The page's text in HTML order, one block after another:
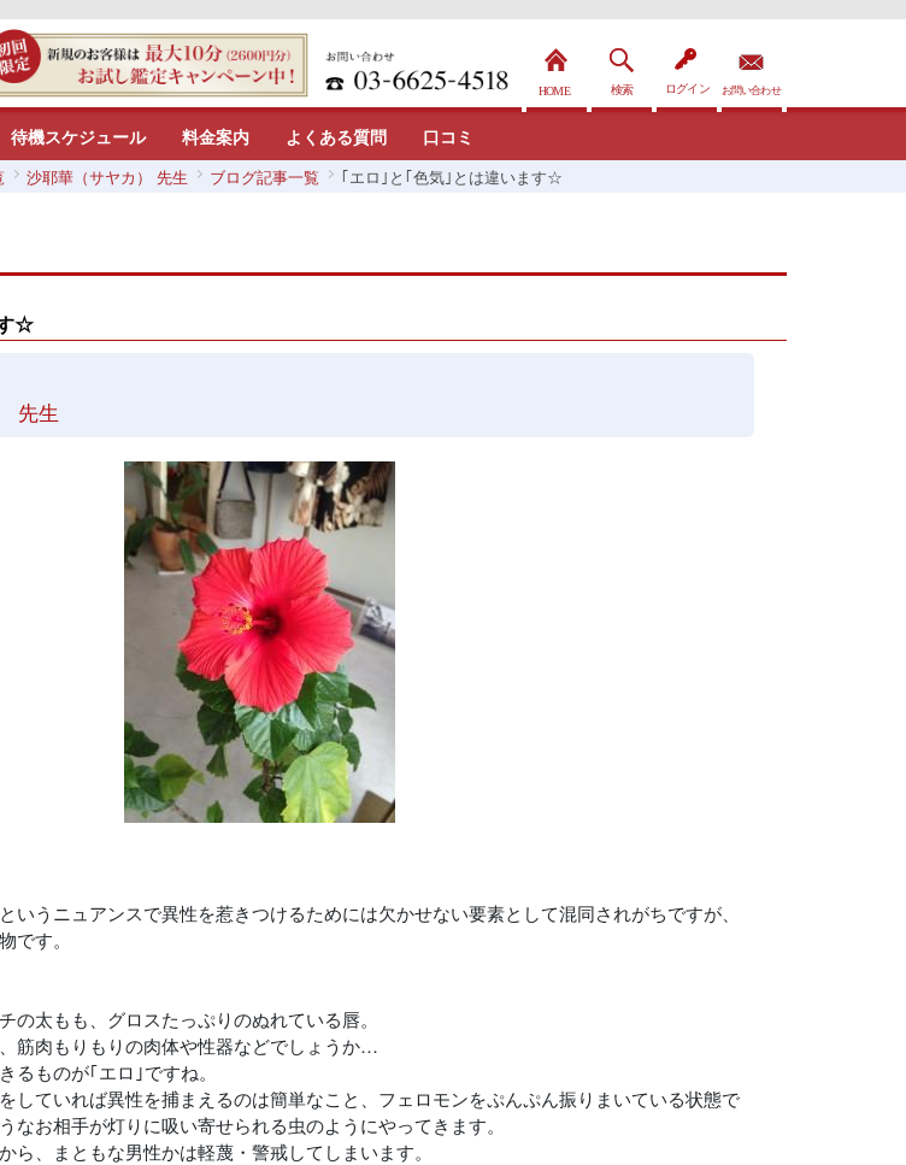
待機スケジュール 料金案内 よくある質問 口コミ
沙耶華（サヤカ） 先生 ブログ記事一覧 ｢エロ｣と｢色気｣とは違います☆
☆
先生
いうニュアンスで異性を惹きつけるためには欠かせない要素として混同されがちですが、
です。
の太もも、グロスたっぷりのぬれている唇。
筋肉もりもりの肉体や性器などでしょうか…
るものが｢エロ｣ですね。
していれば異性を捕まえるのは簡単なこと、フェロモンをぷんぷん振りまいている状態で
なお相手が灯りに吸い寄せられる虫のようにやってきます。
ら、まともな男性かは軽蔑・警戒してしまいます。